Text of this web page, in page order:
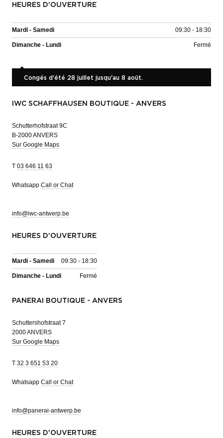
HEURES D'OUVERTURE
Mardi - Samedi 09:30 - 18:30
Dimanche - Lundi Fermé
Congés d'été 28 juillet jusqu'au 8 août.
IWC SCHAFFHAUSEN BOUTIQUE - ANVERS
Schutterhofstraat 9C
B-2000 ANVERS
Sur Google Maps
T 03 646 11 63
Whatsapp Call or Chat
info@iwc-antwerp.be
HEURES D'OUVERTURE
Mardi - Samedi 09:30 - 18:30
Dimanche - Lundi Fermé
PANERAI BOUTIQUE - ANVERS
Schuttershofstraat 7
2000 ANVERS
Sur Google Maps
T 32 3 651 53 20
Whatsapp Call or Chat
info@panerai-antwerp.be
HEURES D'OUVERTURE